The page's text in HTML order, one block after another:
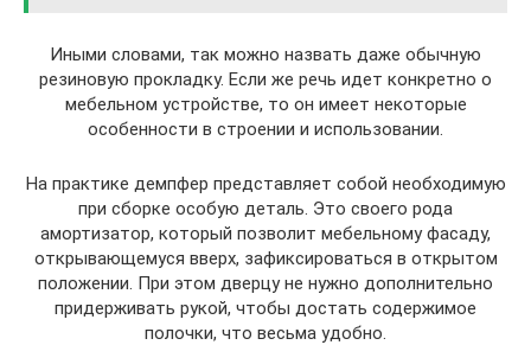
Иными словами, так можно назвать даже обычную
резиновую прокладку. Если же речь идет конкретно о
мебельном устройстве, то он имеет некоторые
особенности в строении и использовании.
На практике демпфер представляет собой необходимую
при сборке особую деталь. Это своего рода
амортизатор, который позволит мебельному фасаду,
открывающемуся вверх, зафиксироваться в открытом
положении. При этом дверцу не нужно дополнительно
придерживать рукой, чтобы достать содержимое
полочки, что весьма удобно.